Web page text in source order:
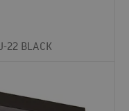
22 BLACK